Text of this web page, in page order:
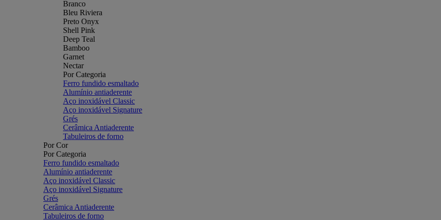
Branco
Bleu Riviera
Preto Onyx
Shell Pink
Deep Teal
Bamboo
Garnet
Nectar
Por Categoria
Ferro fundido esmaltado
Alumínio antiaderente
Aço inoxidável Classic
Aço inoxidável Signature
Grés
Cerâmica Antiaderente
Tabuleiros de forno
Por Cor
Por Categoria
Ferro fundido esmaltado
Alumínio antiaderente
Aço inoxidável Classic
Aço inoxidável Signature
Grés
Cerâmica Antiaderente
Tabuleiros de forno